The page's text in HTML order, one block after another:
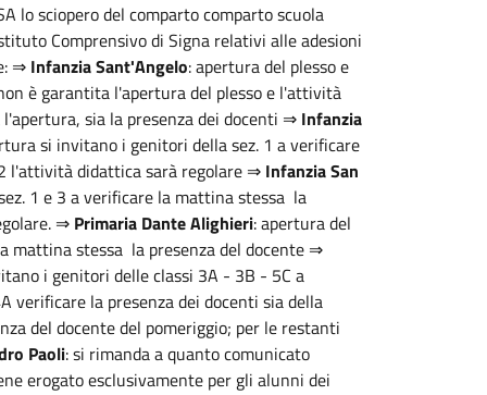
lo sciopero del comparto comparto scuola
Comprensivo di Signa relativi alle adesioni
⇒ Infanzia Sant'Angelo: apertura del plesso e
è garantita l'apertura del plesso e l'attività
sia la presenza dei docenti ⇒ Infanzia
si invitano i genitori della sez. 1 a verificare
l'attività didattica sarà regolare ⇒ Infanzia San
1 e 3 a verificare la mattina stessa la
⇒ Primaria Dante Alighieri: apertura del
mattina stessa la presenza del docente ⇒
i genitori delle classi 3A - 3B - 5C a
verificare la presenza dei docenti sia della
del docente del pomeriggio; per le restanti
Paoli: si rimanda a quanto comunicato
erogato esclusivamente per gli alunni dei